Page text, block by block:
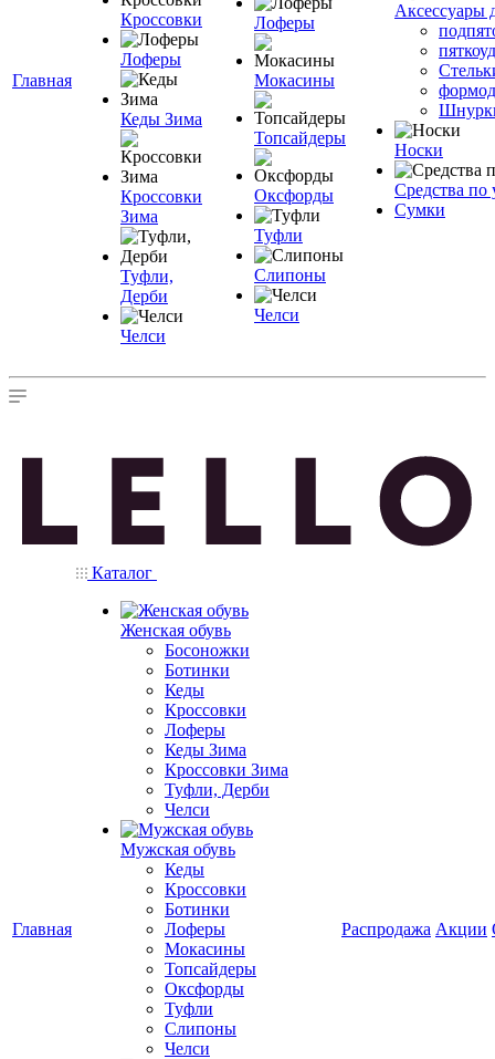
Главная
Кроссовки
Лоферы
Кеды Зима
Кроссовки
Зима
Туфли,
Дерби
Челси
Лоферы
Мокасины
Топсайдеры
Оксфорды
Туфли
Слипоны
Челси
Аксессуары
Носки
Средства по
Сумки
Главная
Каталог
Женская обувь
Босоножки
Ботинки
Кеды
Кроссовки
Лоферы
Кеды Зима
Кроссовки Зима
Туфли, Дерби
Челси
Мужская обувь
Кеды
Кроссовки
Ботинки
Лоферы
Мокасины
Топсайдеры
Оксфорды
Туфли
Слипоны
Челси
Распродажа Акции